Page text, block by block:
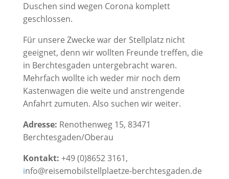
Duschen sind wegen Corona komplett
geschlossen.
Für unsere Zwecke war der Stellplatz nicht
geeignet, denn wir wollten Freunde treffen, die
in Berchtesgaden untergebracht waren.
Mehrfach wollte ich weder mir noch dem
Kastenwagen die weite und anstrengende
Anfahrt zumuten. Also suchen wir weiter.
Adresse: Renothenweg 15, 83471
Berchtesgaden/Oberau
Kontakt: +49 (0)8652 3161,
info@reisemobilstellplaetze-berchtesgaden.de